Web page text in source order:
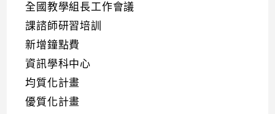
全國教學組長工作會議
課諮師研習培訓
新增鐘點費
資訊學科中心
均質化計畫
優質化計畫